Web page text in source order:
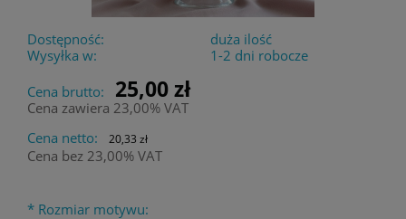
Dostępność:
duża ilość
Wysyłka w:
1-2 dni robocze
Cena brutto:
25,00 zł
Cena zawiera 23,00% VAT
Cena netto:
20,33 zł
Cena bez 23,00% VAT
* Rozmiar motywu: